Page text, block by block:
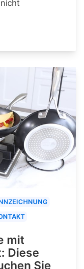
mit
Diese
Sie